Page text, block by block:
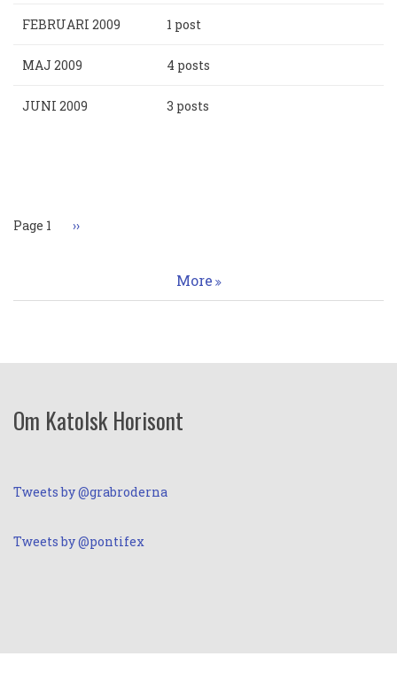
FEBRUARI 2009 1 post
MAJ 2009 4 posts
JUNI 2009 3 posts
Page 1 Nästa
››
More
Om Katolsk Horisont
Tweets by @grabroderna
Tweets by @pontifex